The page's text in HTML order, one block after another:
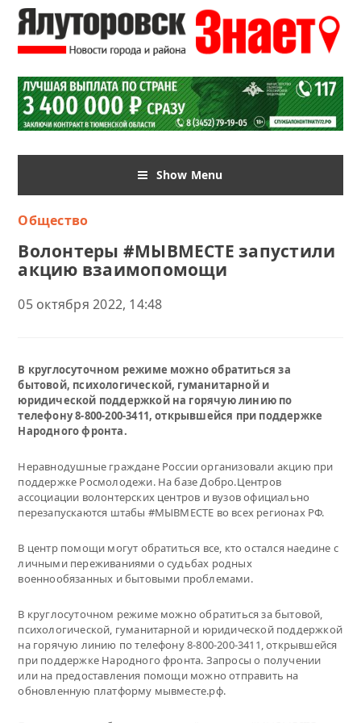
Show Menu
Общество
Волонтеры #МЫВМЕСТЕ запустили
акцию взаимопомощи
05 октября 2022, 14:48
В круглосуточном режиме можно обратиться за
бытовой, психологической, гуманитарной и
юридической поддержкой на горячую линию по
телефону 8-800-200-3411, открывшейся при поддержке
Народного фронта.
Неравнодушные граждане России организовали акцию при
поддержке Росмолодежи. На базе Добро.Центров
ассоциации волонтерских центров и вузов официально
перезапускаются штабы #МЫВМЕСТЕ во всех регионах РФ.
В центр помощи могут обратиться все, кто остался наедине с
личными переживаниями о судьбах родных
военнообязанных и бытовыми проблемами.
В круглосуточном режиме можно обратиться за бытовой,
психологической, гуманитарной и юридической поддержкой
на горячую линию по телефону 8-800-200-3411, открывшейся
при поддержке Народного фронта. Запросы о получении
или на предоставления помощи можно отправить на
обновленную платформу мывместе.рф.